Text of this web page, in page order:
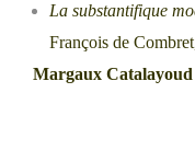
La substantifique
François de
Margaux Catalayoud